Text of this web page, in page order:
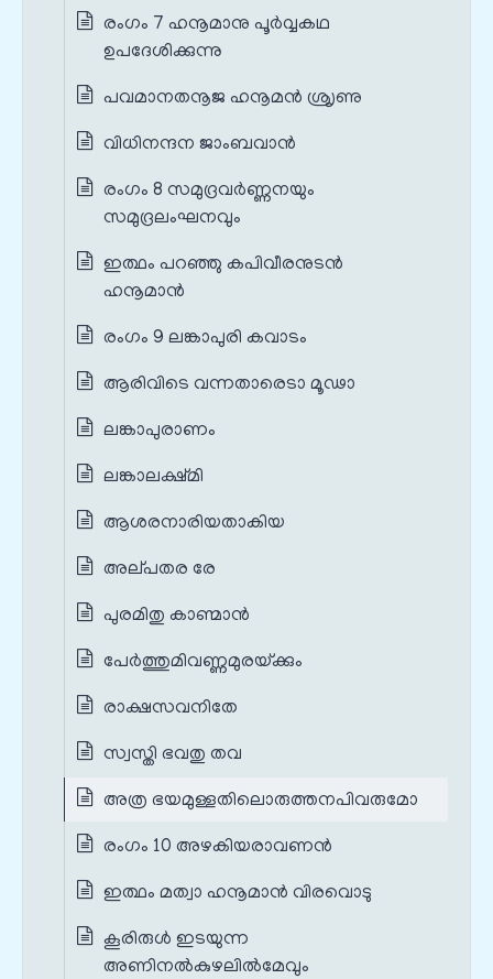
രംഗം 7 ഹനൂമാനു പൂർവ്വകഥ
ഉപദേശിക്കുന്നു
പവമാനതനൂജ ഹനൂമന്‍ ശ്രൃണു
വിധിനന്ദന ജാംബവാന്‍
രംഗം 8 സമുദ്രവർണ്ണനയും
സമുദ്രലംഘനവും
ഇത്ഥം പറഞ്ഞു കപിവീരനുടന്‍
ഹനൂമാന്‍
രംഗം 9 ലങ്കാപുരി കവാടം
ആരിവിടെ വന്നതാരെടാ മൂഢാ
ലങ്കാപുരാണം
ലങ്കാലക്ഷ്മി
ആശരനാരിയതാകിയ
അല്‌പതര രേ
പുരമിതു കാണ്മാന്‍
പേര്‍ത്തുമിവണ്ണമുരയ്‌ക്കും
രാക്ഷസവനിതേ
സ്വസ്തി ഭവതു തവ
അത്ര ഭയമുള്ളതിലൊരുത്തനപിവരുമോ
രംഗം 10 അഴകിയരാവണൻ
ഇത്ഥം മത്വാ ഹനൂമാന്‍ വിരവൊടു
കൂരിരുള്‍ ഇടയുന്ന
അണിനല്‍കുഴലില്‍മേവും